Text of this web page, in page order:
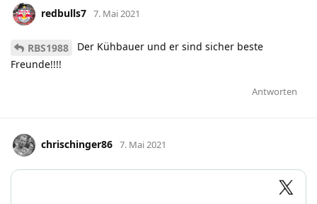
redbulls7 7. Mai 2021
RBS1988
Der Kühbauer und er sind sicher beste
Freunde!!!!
Antworten
chrischinger86 7. Mai 2021